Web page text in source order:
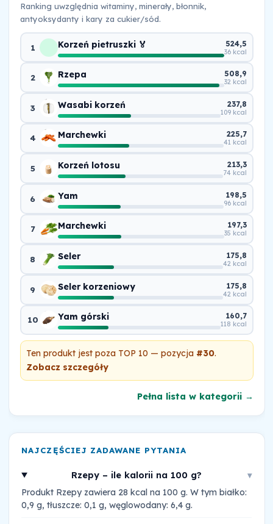
Ranking uwzględnia witaminy, minerały, błonnik,
antyoksydanty i kary za cukier/sód.
1 Korzeń pietruszki 🏅 524,5
36 kcal
2 Rzepa 508,9
32 kcal
3 Wasabi korzeń 237,8
109 kcal
4 Marchewki 225,7
41 kcal
5 Korzeń lotosu 213,3
74 kcal
6 Yam 198,5
96 kcal
7 Marchewki 197,3
35 kcal
8 Seler 175,8
42 kcal
9 Seler korzeniowy 175,8
42 kcal
10 Yam górski 160,7
118 kcal
Ten produkt jest poza TOP 10 — pozycja #30.
Zobacz szczegóły
Pełna lista w kategorii →
NAJCZĘŚCIEJ ZADAWANE PYTANIA
Rzepy – ile kalorii na 100 g? ▾
Produkt Rzepy zawiera 28 kcal na 100 g. W tym białko:
0,9 g, tłuszcze: 0,1 g, węglowodany: 6,4 g.